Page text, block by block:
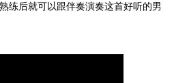
练后就可以跟伴奏演奏这首好听的男